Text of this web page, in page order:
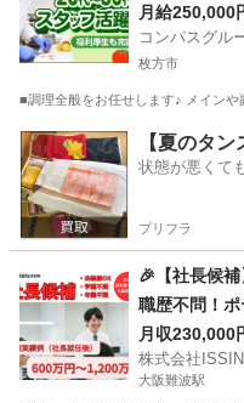
月給250,000
コンパスグル
枚方市
■調理全般をお任せします♪ メイン
大阪 枚方市 調理師
【夏のタ
状態が悪くて
プリフラ
🎉【社長候
職歴不問！
月収230,000
株式会社ISSIN
大阪難波駅